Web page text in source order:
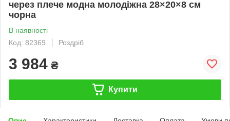
через плече модна молодіжна 28×20×8 см
чорна
В наявності
Код: 82369
Роздріб
3 984 ₴
Купити